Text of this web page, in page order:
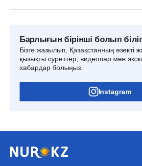
Барлығын бірінші болып
Бізге жазылып, Қазақстанның өзекті
қызықты суреттер, видеолар мен
хабардар болыңыз.
Instagram